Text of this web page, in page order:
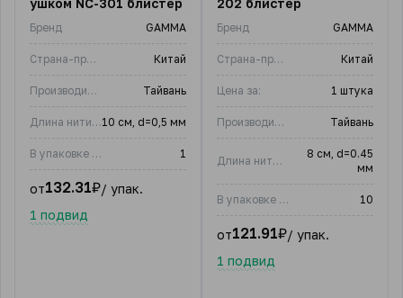
Бренд GAMMA
Страна-производитель Китай
Производитель: Тайвань
Длина нити, м:10 см, d=0,5 мм
В упаковке (шт) 1
от132.31₽/ упак.
1 подвид
Бренд GAMMA
Страна-производитель Китай
Цена за: 1 штука
Производитель: Тайвань
Длина нити, м:
8 см, d=0.45
мм
В упаковке (шт) 10
от121.91₽/ упак.
1 подвид